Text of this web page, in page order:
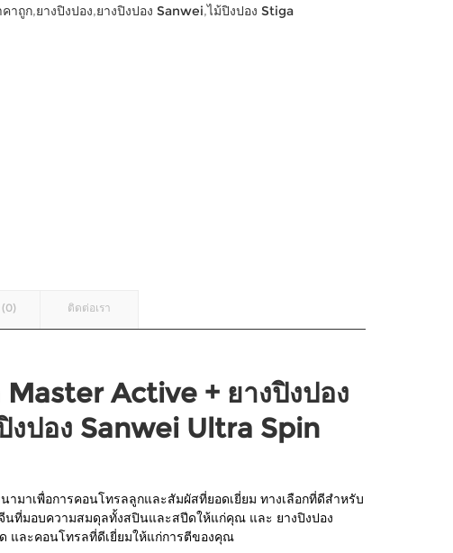
คาถูก,ยางปิงปอง,ยางปิงปอง Sanwei,ไม้ปิงปอง Stiga
(0) ติดต่อเรา
Active + ยางปิงปอง
งปอง Sanwei Ultra Spin
มาเพื่อการคอนโทรลลูกและสัมผัสที่ยอดเยี่ยม ทางเลือกที่ดีสำหรับ
จีนที่มอบความสมดุลทั้งสปินและสปีดให้แก่คุณ และ ยางปิงปอง
ด และคอนโทรลที่ดีเยี่ยมให้แก่การตีของคุณ